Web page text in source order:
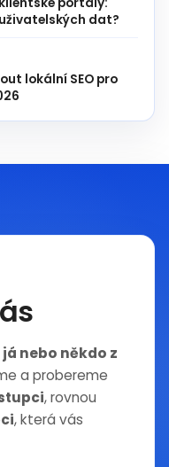
dat?
lokální SEO pro
já nebo někdo z
a probereme
, rovnou
, která vás